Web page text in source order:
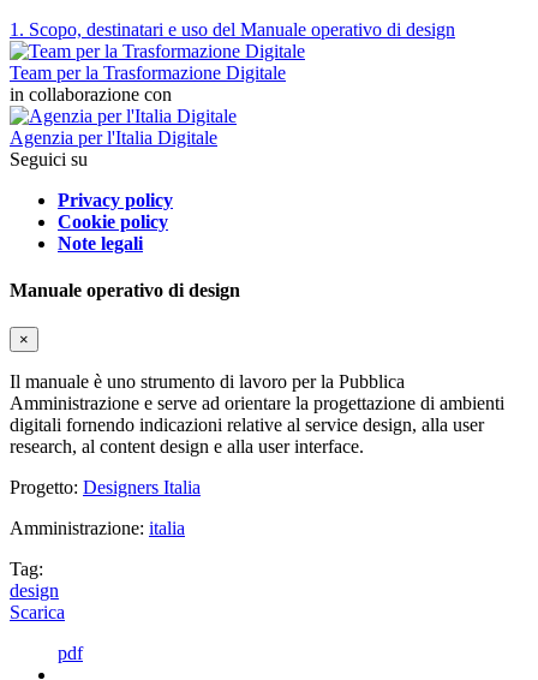
1. Scopo, destinatari e uso del Manuale operativo di design
Team per la Trasformazione Digitale
in collaborazione con
Agenzia per l'Italia Digitale
Seguici su
Privacy policy
Cookie policy
Note legali
Manuale operativo di design
×
Il manuale è uno strumento di lavoro per la Pubblica
Amministrazione e serve ad orientare la progettazione di ambienti
digitali fornendo indicazioni relative al service design, alla user
research, al content design e alla user interface.
Progetto: Designers Italia
Amministrazione: italia
Tag:
design
Scarica
pdf